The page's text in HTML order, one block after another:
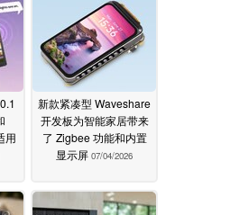
用
新款紧凑型 Waveshare
开发板为智能家居带来
了 Zigbee 功能和内置
显示屏 07/04/2026